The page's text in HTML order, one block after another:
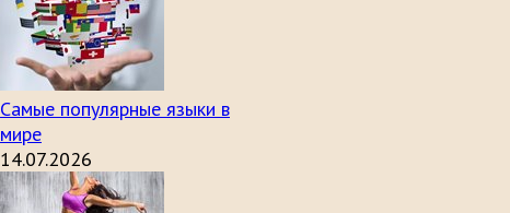
Самые популярные языки в
мире
14.07.2026